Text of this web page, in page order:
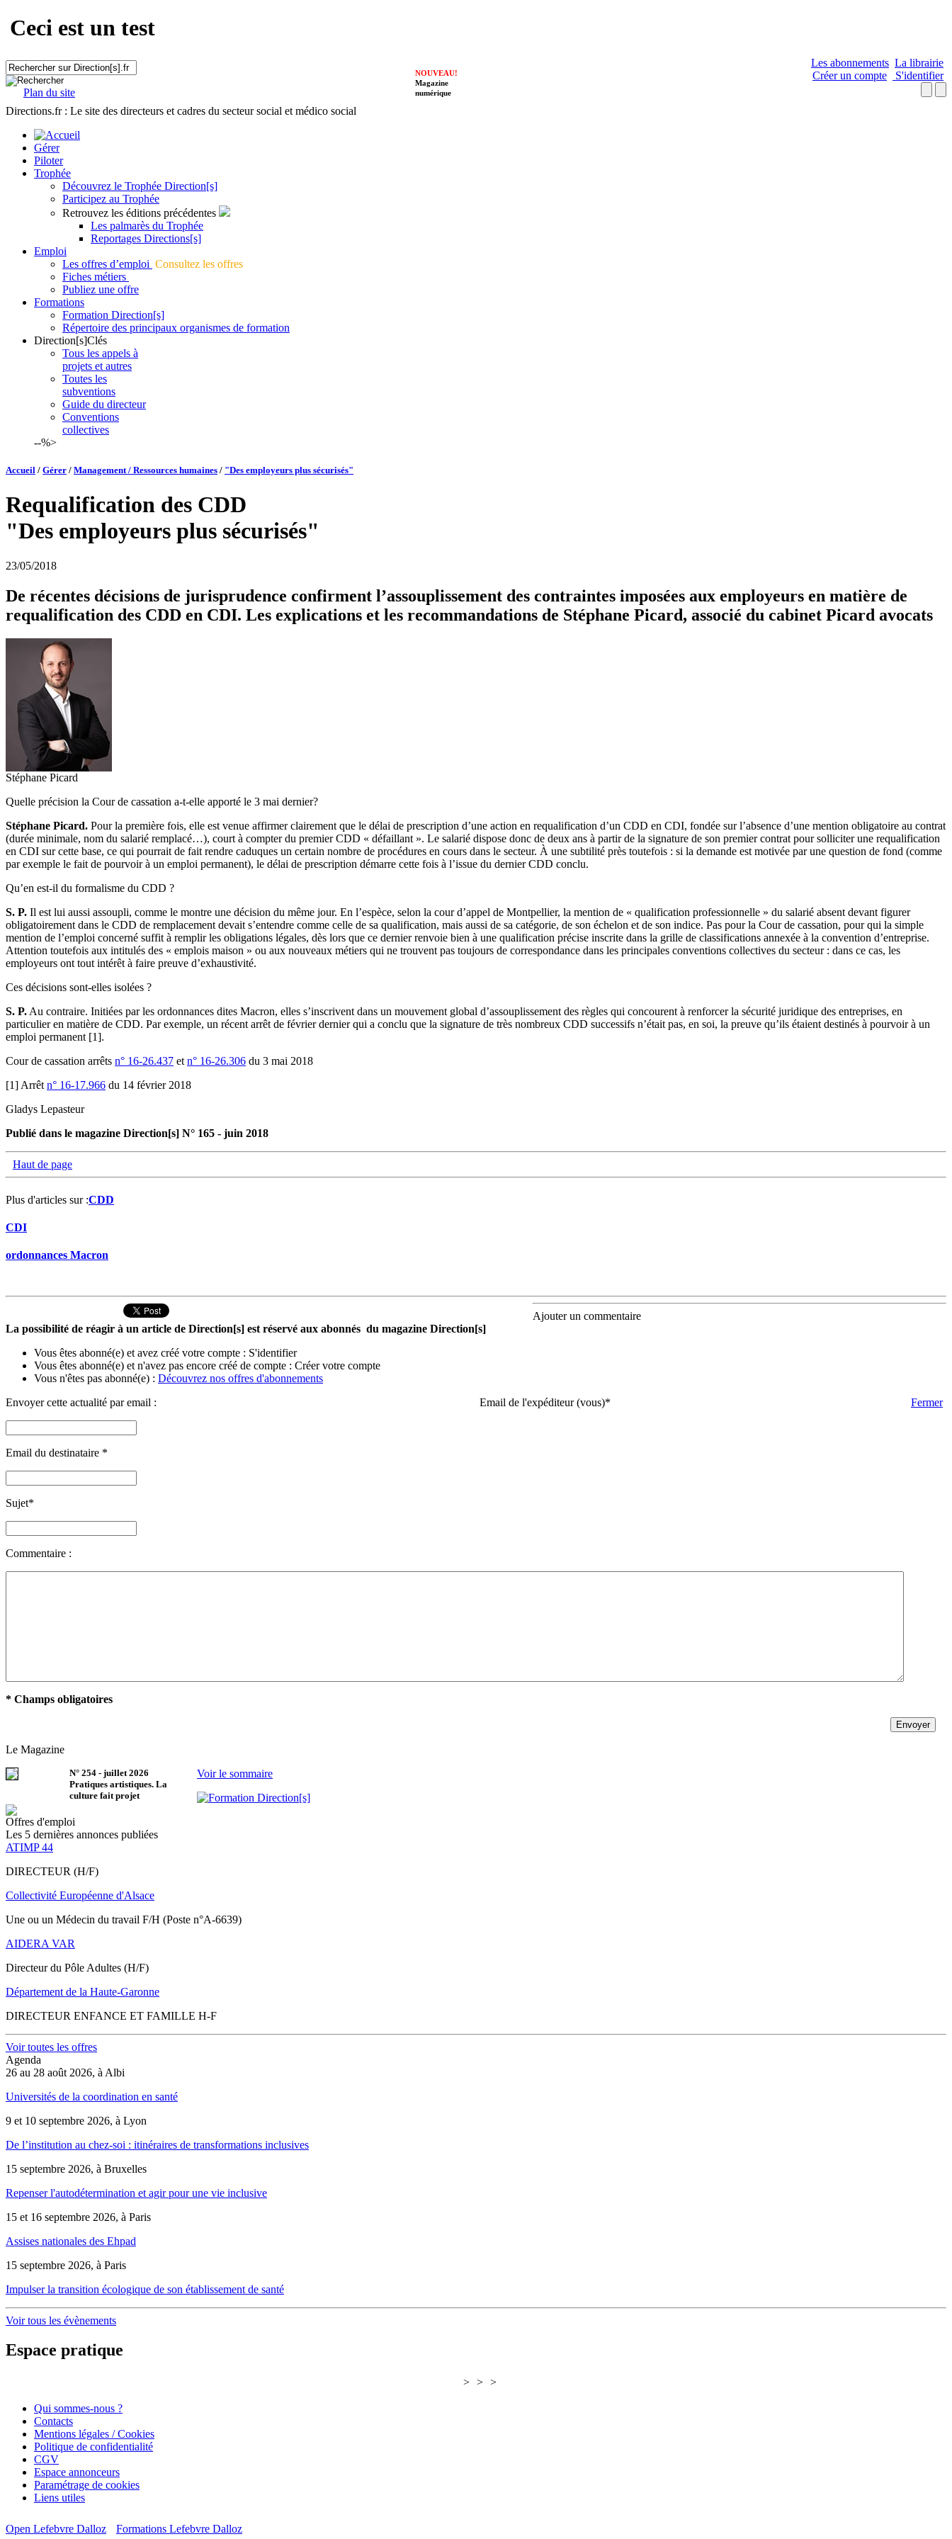
Ceci est un test
Plan du site
Les abonnements La librairie
Créer un compte
S'identifier
NOUVEAU!
Magazine
numérique
Directions.fr : Le site des directeurs et cadres du secteur social et médico social
Gérer
Piloter
Trophée
Découvrez le Trophée Direction[s]
Participez au Trophée
Retrouvez les éditions précédentes
Les palmarès du Trophée
Reportages Directions[s]
Emploi
Les offres d’emploi Consultez les offres
Fiches métiers
Publiez une offre
Formations
Formation Direction[s]
Répertoire des principaux organismes de formation
Direction[s]Clés
Tous les appels à
projets et autres
Toutes les
subventions
Guide du directeur
Conventions
collectives
--%>
Accueil / Gérer / Management / Ressources humaines / "Des employeurs plus sécurisés"
Requalification des CDD
"Des employeurs plus sécurisés"
23/05/2018
De récentes décisions de jurisprudence confirment l’assouplissement des contraintes imposées aux employeurs en matière de
requalification des CDD en CDI. Les explications et les recommandations de Stéphane Picard, associé du cabinet Picard avocats
Stéphane Picard
Quelle précision la Cour de cassation a-t-elle apporté le 3 mai dernier?
Stéphane Picard. Pour la première fois, elle est venue affirmer clairement que le délai de prescription d’une action en requalification d’un CDD en CDI, fondée sur l’absence d’une mention obligatoire au contrat
(durée minimale, nom du salarié remplacé…), court à compter du premier CDD « défaillant ». Le salarié dispose donc de deux ans à partir de la signature de son premier contrat pour solliciter une requalification
en CDI sur cette base, ce qui pourrait de fait rendre caduques un certain nombre de procédures en cours dans le secteur. À une subtilité près toutefois : si la demande est motivée par une question de fond (comme
par exemple le fait de pourvoir à un emploi permanent), le délai de prescription démarre cette fois à l’issue du dernier CDD conclu.
Qu’en est-il du formalisme du CDD ?
S. P. Il est lui aussi assoupli, comme le montre une décision du même jour. En l’espèce, selon la cour d’appel de Montpellier, la mention de « qualification professionnelle » du salarié absent devant figurer
obligatoirement dans le CDD de remplacement devait s’entendre comme celle de sa qualification, mais aussi de sa catégorie, de son échelon et de son indice. Pas pour la Cour de cassation, pour qui la simple
mention de l’emploi concerné suffit à remplir les obligations légales, dès lors que ce dernier renvoie bien à une qualification précise inscrite dans la grille de classifications annexée à la convention d’entreprise.
Attention toutefois aux intitulés des « emplois maison » ou aux nouveaux métiers qui ne trouvent pas toujours de correspondance dans les principales conventions collectives du secteur : dans ce cas, les
employeurs ont tout intérêt à faire preuve d’exhaustivité.
Ces décisions sont-elles isolées ?
S. P.Au contraire. Initiées par les ordonnances dites Macron, elles s’inscrivent dans un mouvement global d’assouplissement des règles qui concourent à renforcer la sécurité juridique des entreprises, en
particulier en matière de CDD. Par exemple, un récent arrêt de février dernier qui a conclu que la signature de très nombreux CDD successifs n’était pas, en soi, la preuve qu’ils étaient destinés à pourvoir à un
emploi permanent [1].
Cour de cassation arrêts n° 16-26.437 etn° 16-26.306 du 3 mai 2018
[1] Arrêtn° 16-17.966 du 14 février 2018
Gladys Lepasteur
Publié dans le magazine Direction[s] N° 165 - juin 2018
Haut de page
Plus d'articles sur :CDD
CDI
ordonnances Macron
Ajouter un commentaire
La possibilité de réagir à un article de Direction[s] est réservé aux abonnés du magazine Direction[s]
Vous êtes abonné(e) et avez créé votre compte : S'identifier
Vous êtes abonné(e) et n'avez pas encore créé de compte : Créer votre compte
Vous n'êtes pas abonné(e) : Découvrez nos offres d'abonnements
Envoyer cette actualité par email :
Fermer
Email de l'expéditeur (vous)*
Email du destinataire *
Sujet*
Commentaire :
* Champs obligatoires
Le Magazine
N° 254 - juillet 2026
Pratiques artistiques. La
culture fait projet
Voir le sommaire
Offres d'emploi
Les 5 dernières annonces publiées
ATIMP 44
DIRECTEUR (H/F)
Collectivité Européenne d'Alsace
Une ou un Médecin du travail F/H (Poste n°A-6639)
AIDERA VAR
Directeur du Pôle Adultes (H/F)
Département de la Haute-Garonne
DIRECTEUR ENFANCE ET FAMILLE H-F
Voir toutes les offres
Agenda
26 au 28 août 2026, à Albi
Universités de la coordination en santé
9 et 10 septembre 2026, à Lyon
De l’institution au chez-soi : itinéraires de transformations inclusives
15 septembre 2026, à Bruxelles
Repenser l'autodétermination et agir pour une vie inclusive
15 et 16 septembre 2026, à Paris
Assises nationales des Ehpad
15 septembre 2026, à Paris
Impulser la transition écologique de son établissement de santé
Voir tous les évènements
Espace pratique
> > >
Qui sommes-nous ?
Contacts
Mentions légales / Cookies
Politique de confidentialité
CGV
Espace annonceurs
Paramétrage de cookies
Liens utiles
Open Lefebvre Dalloz Formations Lefebvre Dalloz